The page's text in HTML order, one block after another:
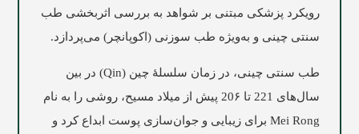
رویکرد پزشکی مبتنی بر شواهد به بررسی اثربخشی طب
سنتی چینی و به‌ویژه طب سوزنی (اکوپانچر) می‌پردازد.
طب سنتی چینی، در زمان سلسلۀ چین (Qin) در بین
سال‌های 221 تا 20۶ پیش از میلاد مسیح، روشی را به نام
Mei Rong برای زیبایی و جوان‌سازی پوست ابداع کرد و